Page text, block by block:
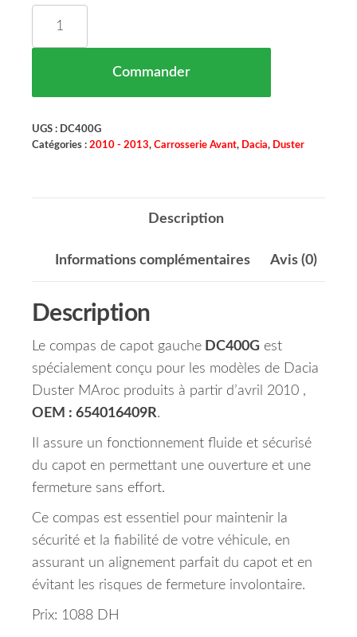
Commander
UGS : DC400G
Catégories : 2010 - 2013, Carrosserie Avant, Dacia, Duster
Description
Informations complémentaires Avis (0)
Description
Le compas de capot gauche DC400G est
spécialement conçu pour les modèles de Dacia
Duster MAroc produits à partir d’avril 2010 ,
OEM : 654016409R.
Il assure un fonctionnement fluide et sécurisé
du capot en permettant une ouverture et une
fermeture sans effort.
Ce compas est essentiel pour maintenir la
sécurité et la fiabilité de votre véhicule, en
assurant un alignement parfait du capot et en
évitant les risques de fermeture involontaire.
Prix: 1088 DH